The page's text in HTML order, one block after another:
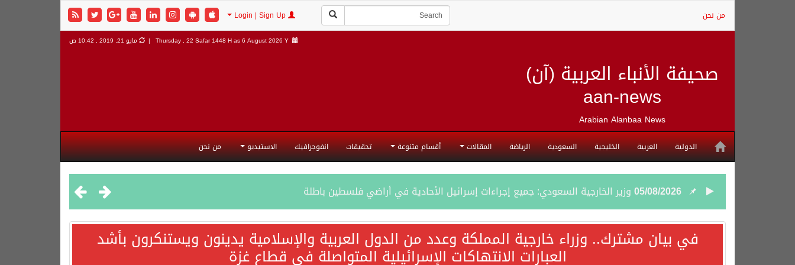
من نحن
صحيفة الأنباء العربية (آن)
aan-news
Arabian Alanbaa News
Thursday , 22 Safar 1448 H as6 August 2026 Y | مايو 21, 2019 , 10:42 ص
الدولية العربية الخليجية السعودية الرياضة المقالات أقسام متنوعة تحقيقات انفوجرافيك الاستيديو من نحن
05/08/2026 وزير الخارجية السعودي: جميع إجراءات إسرائيل الأحادية في أراضي فلسطين باطلة
05/08/2026جمعية طويق تحقق 97.35% في الحوكمة وتُصنف ضمن الكيانات متناهية الكبر وتحصد شهادة الآيزو للعام الثالث على التوالي
في بيان مشترك.. وزراء خارجية المملكة وعدد من الدول العربية والإسلامية يدينون ويستنكرون بأشد
العبارات الانتهاكات الإسرائيلية المتواصلة في قطاع غزة